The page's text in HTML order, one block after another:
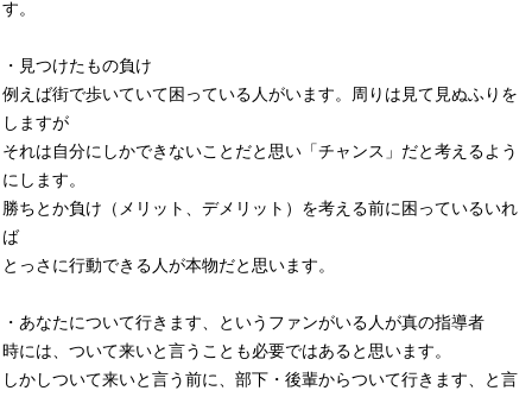
す。
・見つけたもの負け
例えば街で歩いていて困っている人がいます。周りは見て見ぬふりを
しますが
それは自分にしかできないことだと思い「チャンス」だと考えるよう
にします。
勝ちとか負け（メリット、デメリット）を考える前に困っているいれ
ば
とっさに行動できる人が本物だと思います。
・あなたについて行きます、というファンがいる人が真の指導者
時には、ついて来いと言うことも必要ではあると思います。
しかしついて来いと言う前に、部下・後輩からついて行きます、と言